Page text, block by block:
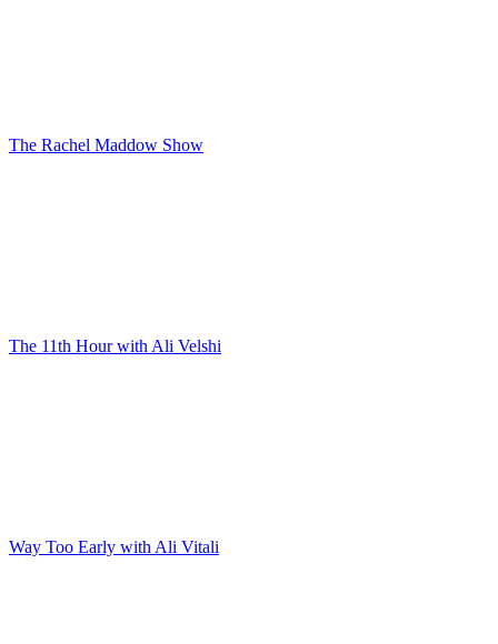
The Rachel Maddow Show
The 11th Hour with Ali Velshi
Way Too Early with Ali Vitali